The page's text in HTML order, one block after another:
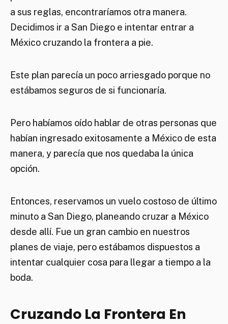
a sus reglas, encontraríamos otra manera.
Decidimos ir a San Diego e intentar entrar a
México cruzando la frontera a pie.
Este plan parecía un poco arriesgado porque no
estábamos seguros de si funcionaría.
Pero habíamos oído hablar de otras personas que
habían ingresado exitosamente a México de esta
manera, y parecía que nos quedaba la única
opción.
Entonces, reservamos un vuelo costoso de último
minuto a San Diego, planeando cruzar a México
desde allí. Fue un gran cambio en nuestros
planes de viaje, pero estábamos dispuestos a
intentar cualquier cosa para llegar a tiempo a la
boda.
Cruzando La Frontera En